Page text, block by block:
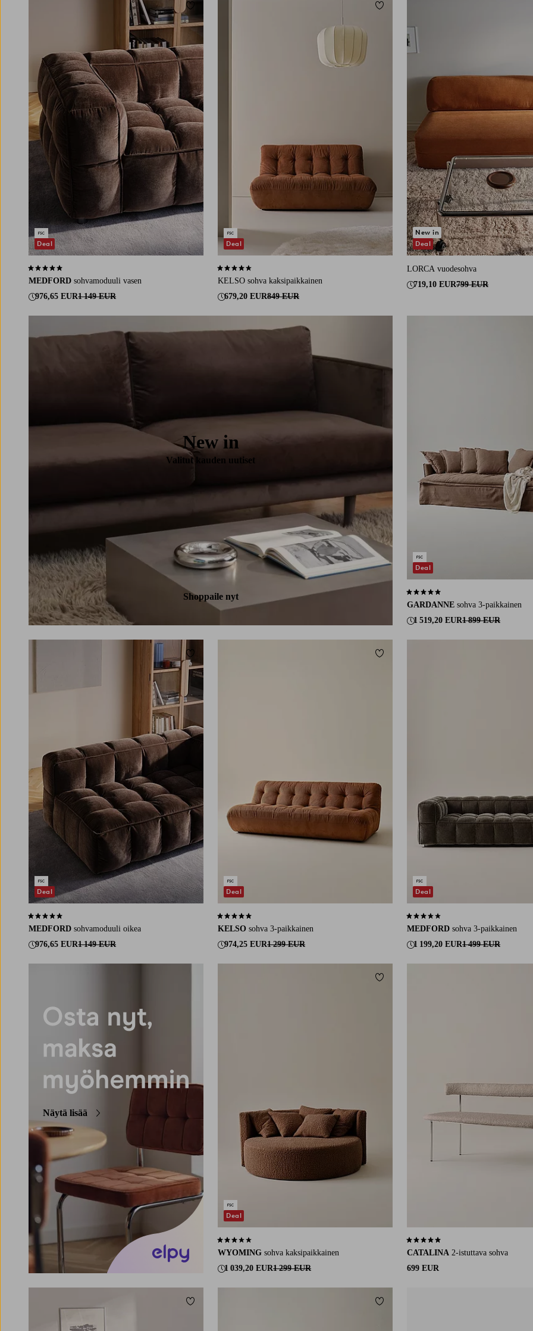
MEDFORD sohvamoduuli vasen
976,65 EUR1 149 EUR
5,0 perustuen 3 arvosanaan
Deal
Lisää suosikkeihin
KELSO sohva kaksipaikkainen
679,20 EUR849 EUR
4,7 perustuen 9 arvosanaan
Deal
Lisää suosikkeihin
LORCA vuodesohva
719,10 EUR799 EUR
New in
Deal
New in
Valitut kauden uutiset
Shoppaile nyt
GARDANNE sohva 3-paikkainen
1 519,20 EUR1 899 EUR
5,0 perustuen 7 arvosanaan
Deal
MEDFORD sohvamoduuli oikea
976,65 EUR1 149 EUR
5,0 perustuen 2 arvosanaan
Deal
Lisää suosikkeihin
KELSO sohva 3-paikkainen
974,25 EUR1 299 EUR
4,8 perustuen 5 arvosanaan
Deal
Lisää suosikkeihin
MEDFORD sohva 3-paikkainen
1 199,20 EUR1 499 EUR
3,5 perustuen 4 arvosanaan
Deal
Näytä lisää
WYOMING sohva kaksipaikkainen
1 039,20 EUR1 299 EUR
3,0 perustuen 1 arvosanaan
Deal
Lisää suosikkeihin
CATALINA 2-istuttava sohva
699 EUR
5,0 perustuen 2 arvosanaan
Lisää suosikkeihin Lisää suosikkeihin